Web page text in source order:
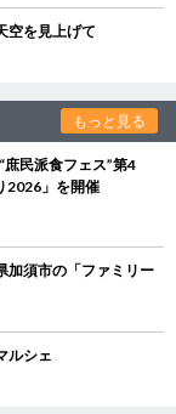
空を見上げて
もっと見る
民派食フェス”第4
2026」を開催
須市の「ファミリー
ルシェ